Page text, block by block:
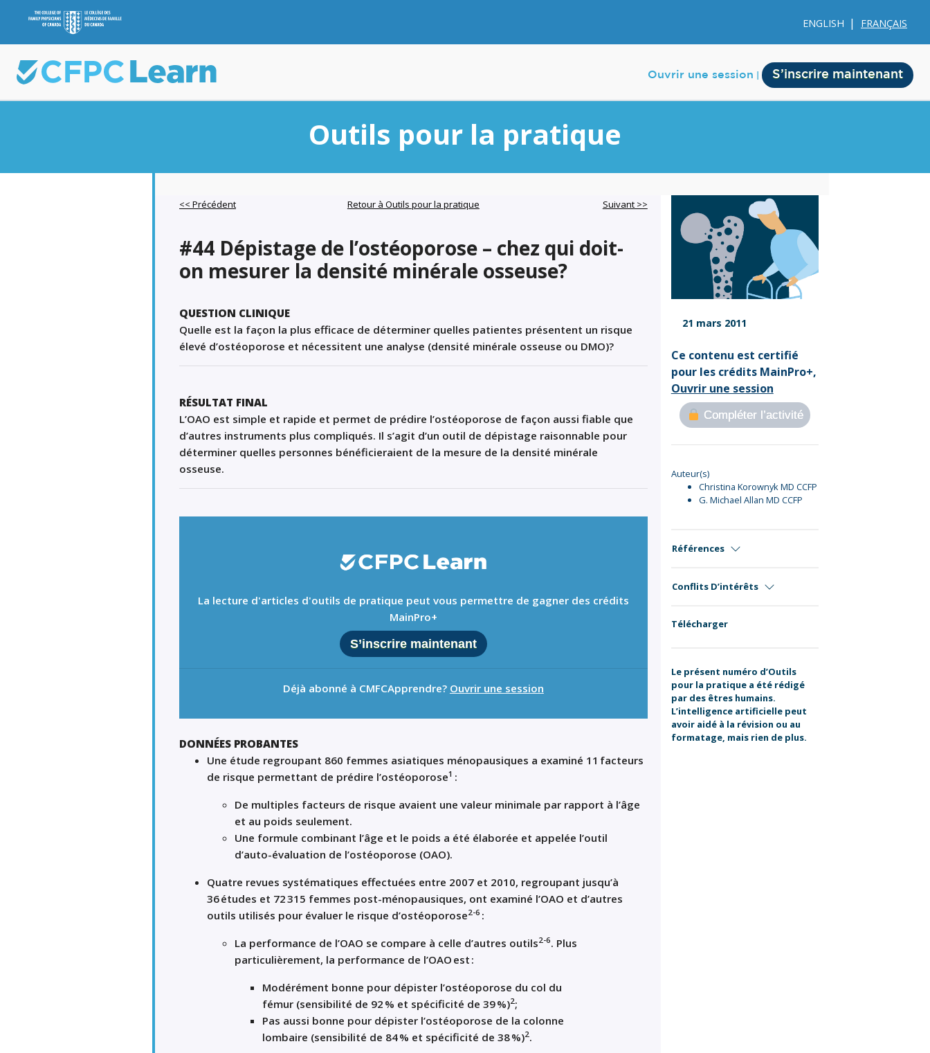
ENGLISH FRANÇAIS
Ouvrir une session S’inscrire maintenant
Membership
Account Membership
Credit History
Edit Profile
Outils pour la pratique
<< Précédent Retour à Outils pour la pratique Suivant >>
#44 Dépistage de l’ostéoporose – chez qui doit-
on mesurer la densité minérale osseuse?
QUESTION CLINIQUE
Quelle est la façon la plus efficace de déterminer quelles patientes présentent un risque
élevé d’ostéoporose et nécessitent une analyse (densité minérale osseuse ou DMO)?
RÉSULTAT FINAL
L’OAO est simple et rapide et permet de prédire l’ostéoporose de façon aussi fiable que
d’autres instruments plus compliqués. Il s’agit d’un outil de dépistage raisonnable pour
déterminer quelles personnes bénéficieraient de la mesure de la densité minérale
osseuse.
La lecture d'articles d'outils de pratique peut vous permettre de gagner des crédits
MainPro+
S’inscrire maintenant
Déjà abonné à CMFCApprendre? Ouvrir une session
DONNÉES PROBANTES
Une étude regroupant 860 femmes asiatiques ménopausiques a examiné 11 facteurs
de risque permettant de prédire l’ostéoporose1 :
De multiples facteurs de risque avaient une valeur minimale par rapport à l’âge
et au poids seulement.
Une formule combinant l’âge et le poids a été élaborée et appelée l’outil
d’auto-évaluation de l’ostéoporose (OAO).
Quatre revues systématiques effectuées entre 2007 et 2010, regroupant jusqu’à
36 études et 72 315 femmes post-ménopausiques, ont examiné l’OAO et d’autres
outils utilisés pour évaluer le risque d’ostéoporose2-6 :
La performance de l’OAO se compare à celle d’autres outils2-6. Plus
particulièrement, la performance de l’OAO est :
Modérément bonne pour dépister l’ostéoporose du col du
fémur (sensibilité de 92 % et spécificité de 39 %)2;
Pas aussi bonne pour dépister l’ostéoporose de la colonne
lombaire (sensibilité de 84 % et spécificité de 38 %)2.
21 mars 2011
Ce contenu est certifié
pour les crédits MainPro+,
Ouvrir une session
Compléter l’activité
Auteur(s)
Christina Korownyk MD CCFP
G. Michael Allan MD CCFP
Références
Conflits D’intérêts
Télécharger
Le présent numéro d’Outils
pour la pratique a été rédigé
par des êtres humains.
L’intelligence artificielle peut
avoir aidé à la révision ou au
formatage, mais rien de plus.